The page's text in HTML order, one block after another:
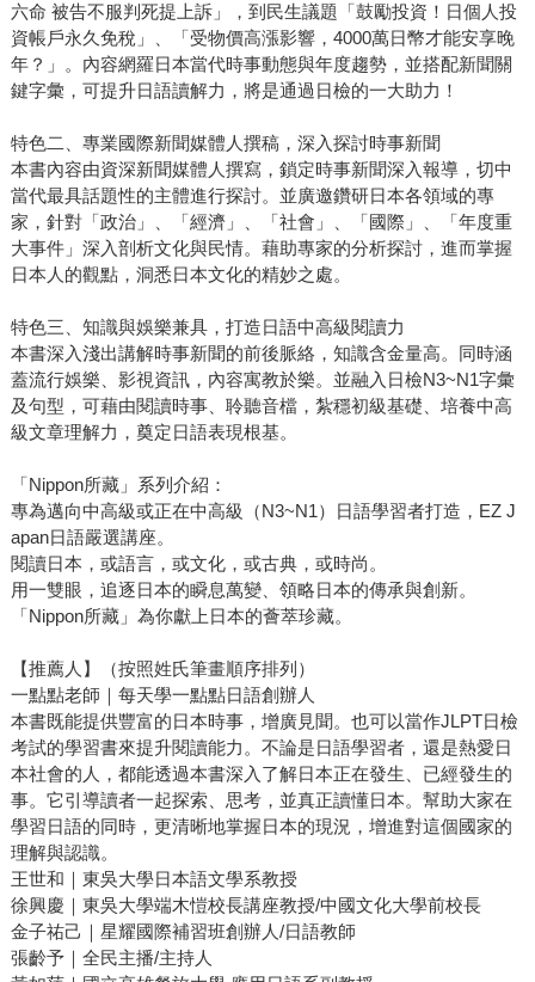
六命 被告不服判死提上訴」，到民生議題「鼓勵投資！日個人投
資帳戶永久免稅」、「受物價高漲影響，4000萬日幣才能安享晚
年？」。內容網羅日本當代時事動態與年度趨勢，並搭配新聞關
鍵字彙，可提升日語讀解力，將是通過日檢的一大助力！
特色二、專業國際新聞媒體人撰稿，深入探討時事新聞
本書內容由資深新聞媒體人撰寫，鎖定時事新聞深入報導，切中
當代最具話題性的主體進行探討。並廣邀鑽研日本各領域的專
家，針對「政治」、「經濟」、「社會」、「國際」、「年度重
大事件」深入剖析文化與民情。藉助專家的分析探討，進而掌握
日本人的觀點，洞悉日本文化的精妙之處。
特色三、知識與娛樂兼具，打造日語中高級閱讀力
本書深入淺出講解時事新聞的前後脈絡，知識含金量高。同時涵
蓋流行娛樂、影視資訊，內容寓教於樂。並融入日檢N3~N1字彙
及句型，可藉由閱讀時事、聆聽音檔，紮穩初級基礎、培養中高
級文章理解力，奠定日語表現根基。
「Nippon所藏」系列介紹：
專為邁向中高級或正在中高級（N3~N1）日語學習者打造，EZ J
apan日語嚴選講座。
閱讀日本，或語言，或文化，或古典，或時尚。
用一雙眼，追逐日本的瞬息萬變、領略日本的傳承與創新。
「Nippon所藏」為你獻上日本的薈萃珍藏。
【推薦人】（按照姓氏筆畫順序排列）
一點點老師｜每天學一點點日語創辦人
本書既能提供豐富的日本時事，增廣見聞。也可以當作JLPT日檢
考試的學習書來提升閱讀能力。不論是日語學習者，還是熱愛日
本社會的人，都能透過本書深入了解日本正在發生、已經發生的
事。它引導讀者一起探索、思考，並真正讀懂日本。幫助大家在
學習日語的同時，更清晰地掌握日本的現況，增進對這個國家的
理解與認識。
王世和｜東吳大學日本語文學系教授
徐興慶｜東吳大學端木愷校長講座教授/中國文化大學前校長
金子祐己｜星耀國際補習班創辦人/日語教師
張齡予｜全民主播/主持人